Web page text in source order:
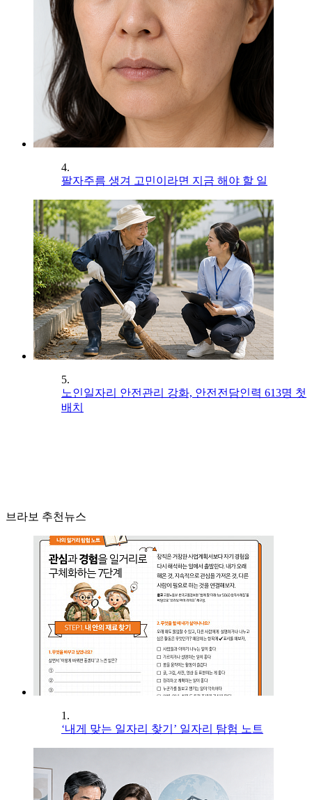
4.
팔자주름 생겨 고민이라면 지금 해야 할 일
5.
노인일자리 안전관리 강화, 안전전담인력 613명 첫
배치
브라보 추천뉴스
1.
‘내게 맞는 일자리 찾기’ 일자리 탐험 노트